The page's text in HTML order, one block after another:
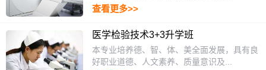
查看更多>>
医学检验技术3+3升学班
本专业培养德、智、体、美全面发展，具有良
好职业道德、人文素养、质量意识及...